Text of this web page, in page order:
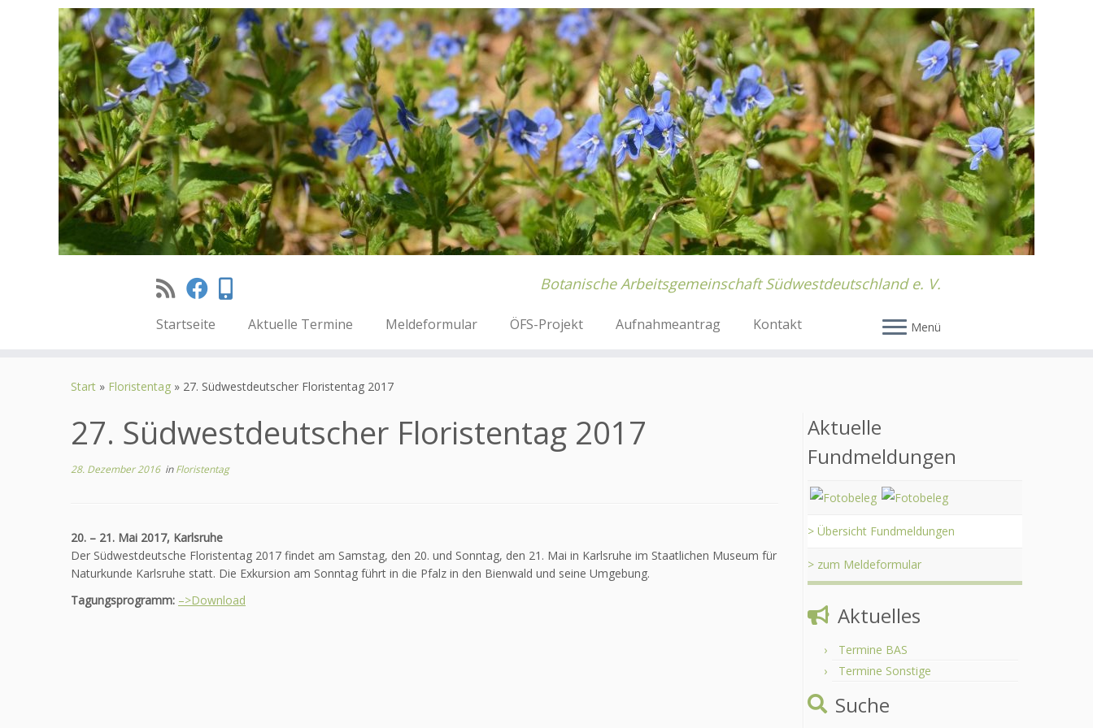
Botanische Arbeitsgemeinschaft Südwestdeutschland e. V.
Menü
Startseite Aktuelle Termine Meldeformular ÖFS-Projekt Aufnahmeantrag Kontakt
Start » Floristentag » 27. Südwestdeutscher Floristentag 2017
27. Südwestdeutscher Floristentag 2017
28. Dezember 2016inFloristentag
20. – 21. Mai 2017, Karlsruhe
Der Südwestdeutsche Floristentag 2017 findet am Samstag, den 20. und Sonntag, den 21. Mai in Karlsruhe im Staatlichen Museum für
Naturkunde Karlsruhe statt. Die Exkursion am Sonntag führt in die Pfalz in den Bienwald und seine Umgebung.
Tagungsprogramm: –>Download
Aktuelle
Fundmeldungen
> Übersicht Fundmeldungen
> zum Meldeformular
Aktuelles
Termine BAS
Termine Sonstige
Suche